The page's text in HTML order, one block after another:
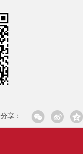
分享：